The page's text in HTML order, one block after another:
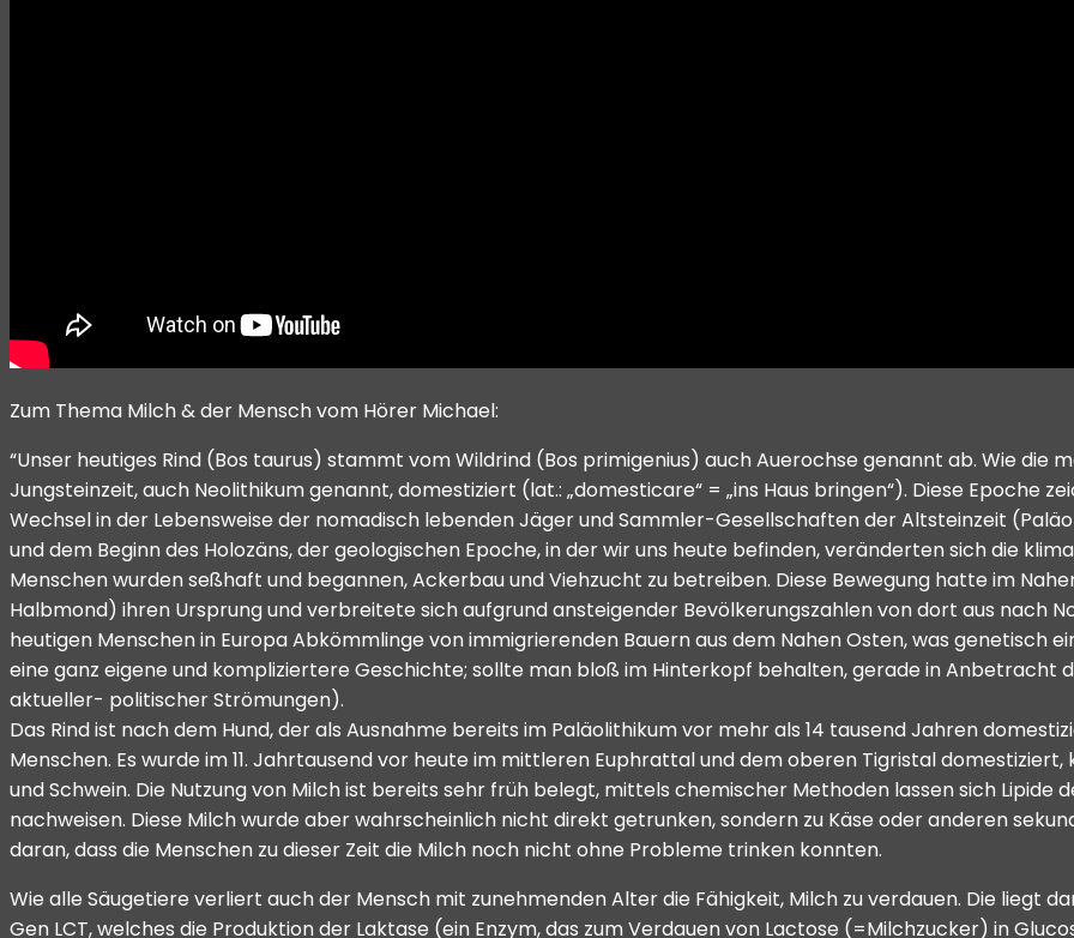
Zum Thema Milch & der Mensch vom Hörer Michael:
“Unser heutiges Rind (Bos taurus) stammt vom Wildrind (Bos primigenius) auch Auerochse genannt ab. Wie die
Jungsteinzeit, auch Neolithikum genannt, domestiziert (lat.: „domesticare“ = „ins Haus bringen“). Diese Epoche
Wechsel in der Lebensweise der nomadisch lebenden Jäger und Sammler-Gesellschaften der Altsteinzeit
und dem Beginn des Holozäns, der geologischen Epoche, in der wir uns heute befinden, veränderten sich die
Menschen wurden seßhaft und begannen, Ackerbau und Viehzucht zu betreiben. Diese Bewegung hatte im
Halbmond) ihren Ursprung und verbreitete sich aufgrund ansteigender Bevölkerungszahlen von dort aus nach
heutigen Menschen in Europa Abkömmlinge von immigrierenden Bauern aus dem Nahen Osten, was genetisch
eine ganz eigene und kompliziertere Geschichte; sollte man bloß im Hinterkopf behalten, gerade in Anbetracht
aktueller- politischer Strömungen).
Das Rind ist nach dem Hund, der als Ausnahme bereits im Paläolithikum vor mehr als 14 tausend Jahren
Menschen. Es wurde im 11. Jahrtausend vor heute im mittleren Euphrattal und dem oberen Tigristal
und Schwein. Die Nutzung von Milch ist bereits sehr früh belegt, mittels chemischer Methoden lassen sich Lipide
nachweisen. Diese Milch wurde aber wahrscheinlich nicht direkt getrunken, sondern zu Käse oder anderen
daran, dass die Menschen zu dieser Zeit die Milch noch nicht ohne Probleme trinken konnten.
Wie alle Säugetiere verliert auch der Mensch mit zunehmenden Alter die Fähigkeit, Milch zu verdauen. Die liegt
Gen LCT, welches die Produktion der Laktase (ein Enzym, das zum Verdauen von Lactose (=Milchzucker) in